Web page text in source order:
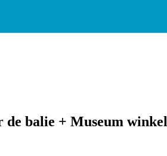
balie + Museum winkel